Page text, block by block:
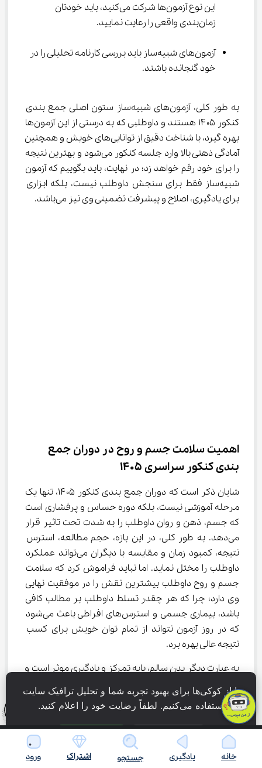
این نوع آزمون‌ها شرکت می‌کنید، باید خودتان
زمان‌بندی واقعی را رعایت نمایید.
آزمون‌های شبیه‌ساز باید بررسی کارنامه تحلیلی را در
خود گنجانده باشند.
به طور کلی، آزمون‌های شبیه‌ساز ستون اصلی جمع بندی
کنکور ۱۴۰۵ هستند و داوطلبی که به درستی از این آزمون‌ها
بهره گیرد، با شناخت دقیق از توانایی‌های خویش و همچنین
آمادگی ذهنی بالا وارد جلسه کنکور می‌شود و بهترین نتیجه
را برای خود رقم خواهد زد؛ در نهایت، باید بگوییم که آزمون
شبیه‌ساز فقط برای سنجش داوطلب نیست، بلکه ابزاری
برای یادگیری، اصلاح و پیشرفت تضمینی وی نیز می‌باشد.
اهمیت سلامت جسم و روح در دوران جمع
بندی کنکور سراسری 1405
شایان ذکر است که دوران جمع بندی کنکور ۱۴۰۵، تنها یک
مرحله آموزشی نیست، بلکه دوره حساس و پرفشاری است
که جسم، ذهن و روان داوطلب را به شدت تحت تاثیر قرار
می‌دهد. به طور کلی، در این بازه، حجم مطالعه، استرس
نتیجه، کمبود زمان و مقایسه با دیگران می‌تواند عملکرد
داوطلب را مختل نماید. اما نباید فراموش کرد که سلامت
جسم و روح داوطلب بیشترین نقش را در موفقیت نهایی
وی دارد؛ چرا که هر چقدر تسلط داوطلب بر مطالب کافی
باشد، بیماری جسمی و استرس‌های افراطی باعث می‌شود
که در روز آزمون نتواند از تمام توان خویش برای کسب
نتیجه عالی بهره برد.
به عبارت دیگر بدن سالم، پایه تمرکز و یادگیری موثر است و
اهمیت این موضوع، به قدری جدی می‌باشد که در دوران
جمع بندی کنکور بسیاری از داوطلبان به دلیل کاهش
خواب، تغذیه نامناسب و کم‌تحرکی با نتیجه افت تمرکز و
افزایش فراموشی مواجه می‌شوند. بدین منظور بهتر است
که حتماً در دوران جمع بندی کنکور ۱۴۰۵ موارد زیر را برای
حفظ سلامت جسمی و روانی خویش رعایت نمایید:
خانه یادگیری جستجو اشتراک ورود
ما از کوکی‌ها برای بهبود تجربه شما و تحلیل ترافیک سایت
استفاده می‌کنیم. لطفاً رضایت خود را اعلام کنید.
فقط ضروری پذیرش همه